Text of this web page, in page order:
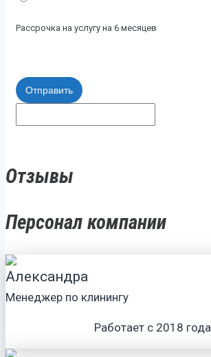
Рассрочка на услугу на 6 месяцев
Отправить
Отзывы
Персонал компании
Александра
Менеджер по клинингу
Работает с 2018 года